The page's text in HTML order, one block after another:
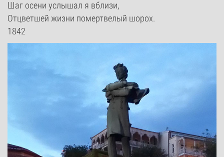
Шаг осени услышал я вблизи,
Отцветшей жизни помертвелый шорох.
1842